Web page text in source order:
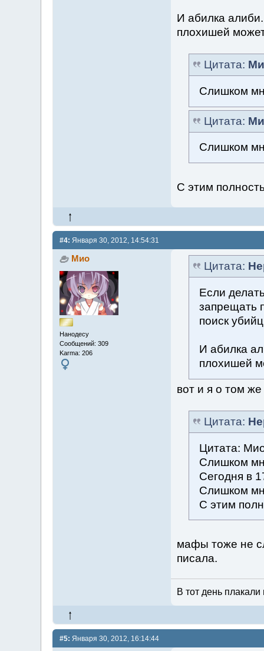
И абилка
плохишей
Цитата:
Слишком
Цитата:
Слишком
С этим
#4: Января 30, 2012, 14:54:31
Мио
Нанодесу
Сообщений: 309
Karma: 206
Цитата:
Если
запрещать
поиск
И абилка
плохишей
вот и я о том же
Цитата:
Цитата:
Слишком
Сегодня в
Слишком
С этим
мафы тоже не
писала.
В тот день плакали
#5: Января 30, 2012, 16:14:44